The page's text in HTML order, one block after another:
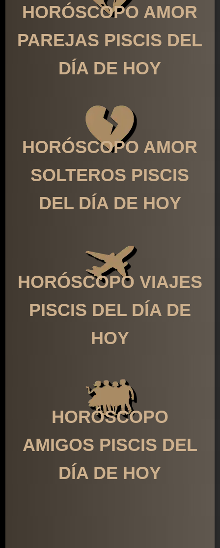
HORÓSCOPO AMOR
PAREJAS PISCIS DEL
DÍA DE HOY
HORÓSCOPO AMOR
SOLTEROS PISCIS
DEL DÍA DE HOY
HORÓSCOPO VIAJES
PISCIS DEL DÍA DE
HOY
HORÓSCOPO
AMIGOS PISCIS DEL
DÍA DE HOY